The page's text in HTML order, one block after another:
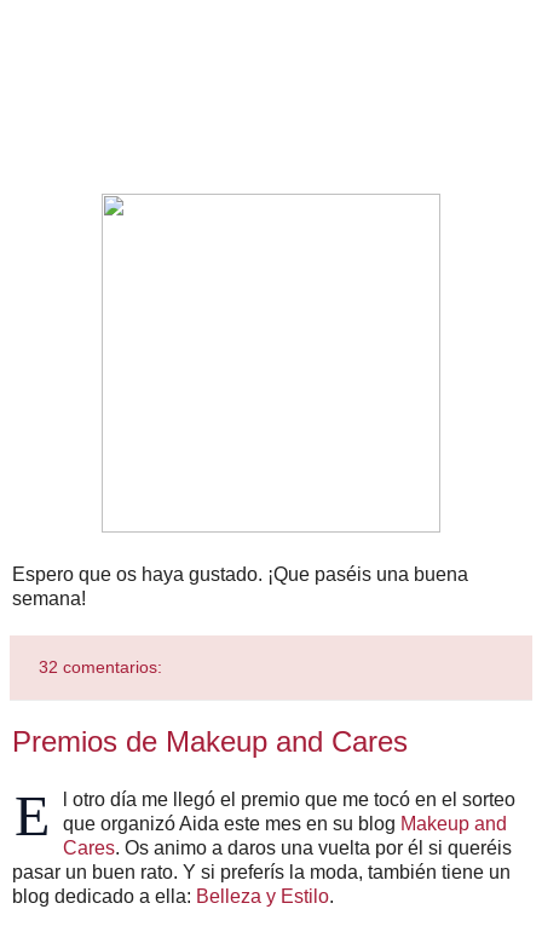
Espero que os haya gustado. ¡Que paséis una buena
semana!
32 comentarios:
Premios de Makeup and Cares
E
l otro día me llegó el premio que me tocó en el sorteo
que organizó Aida este mes en su blog Makeup and
Cares. Os animo a daros una vuelta por él si queréis
pasar un buen rato. Y si preferís la moda, también tiene un
blog dedicado a ella: Belleza y Estilo.